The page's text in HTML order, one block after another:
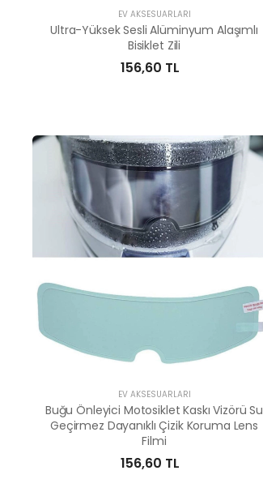
EV AKSESUARLARI
Ultra-Yüksek Sesli Alüminyum Alaşımlı
Bisiklet Zili
156,60 TL
EV AKSESUARLARI
Buğu Önleyici Motosiklet Kaskı Vizörü Su
Geçirmez Dayanıklı Çizik Koruma Lens
Filmi
156,60 TL